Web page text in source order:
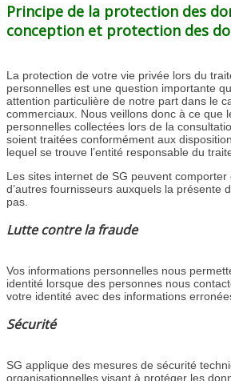
Principe de la protection des
conception et protection des
La protection de votre vie privée lors du
personnelles est une question importante
attention particulière de notre part dans le
commerciaux. Nous veillons donc à ce que
personnelles collectées lors de la
soient traitées conformément aux
lequel se trouve l’entité responsable du
Les sites internet de SG peuvent
d’autres fournisseurs auxquels la présente
pas.
Lutte contre la fraude
Vos informations personnelles nous
identité lorsque des personnes nous
votre identité avec des informations
Sécurité
SG applique des mesures de sécurité
organisationnelles visant à protéger les